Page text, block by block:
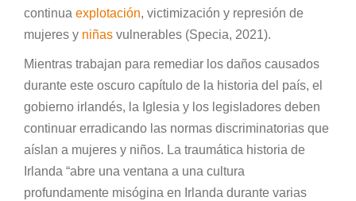
continua explotación, victimización y represión de
mujeres y niñas vulnerables (Specia, 2021).
Mientras trabajan para remediar los daños causados ​​
durante este oscuro capítulo de la historia del país, el
gobierno irlandés, la Iglesia y los legisladores deben
continuar erradicando las normas discriminatorias que
aíslan a mujeres y niños. La traumática historia de
Irlanda “abre una ventana a una cultura
profundamente misógina en Irlanda durante varias